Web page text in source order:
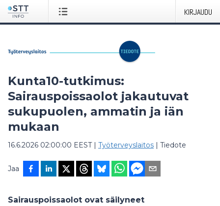
KIRJAUDU
Kunta10-tutkimus:
Sairauspoissaolot jakautuvat
sukupuolen, ammatin ja iän
mukaan
16.6.2026 02:00:00 EEST| Työterveyslaitos | Tiedote
Jaa
Sairauspoissaolot ovat säilyneet